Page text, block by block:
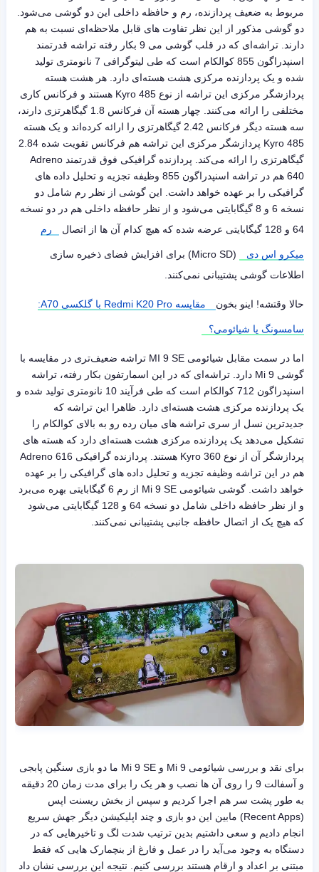
مربوط به ضعیف پردازنده، رم و حافظه داخلی این دو گوشی می‌شود.
دو گوشی مذکور از این نظر تفاوت های قابل ملاحظه‌ای نسبت به هم
دارند. تراشه‌ای که در قلب گوشی می 9 بکار رفته تراشه قدرتمند
اسنپدراگون 855 کوالکام است که طی لیتوگرافی 7 نانومتری تولید
شده و یک پردازنده مرکزی هشت هسته‌ای دارد. هر هشت هسته
پردازشگر مرکزی این تراشه از نوع Kyro 485 هستند و فرکانس کاری
مختلفی را ارائه می‌کنند. چهار هسته آن فرکانس 1.8 گیگاهرتزی دارند،
سه هسته دیگر فرکانس 2.42 گیگاهرتزی را ارائه کرده‌اند و یک هسته
Kyro 485 پردازشگر مرکزی این تراشه هم فرکانس تقویت شده 2.84
گیگاهرتزی را ارائه می‌کند. پردازنده گرافیکی فوق قدرتمند Adreno
640 هم در تراشه اسنپدراگون 855 وظیفه تجزیه و تحلیل داده های
گرافیکی را بر عهده خواهد داشت. این گوشی از نظر رم شامل دو
نسخه 6 و 8 گیگابایتی می‌شود و از نظر حافظه داخلی هم در دو نسخه
64 و 128 گیگابایتی عرضه شده که هیچ کدام آن ها از اتصال
رم
میکرو اس دی
(Micro SD) برای افزایش فضای ذخیره سازی
اطلاعات گوشی پشتیبانی نمی‌کنند.
حالا وقتشه! اینو بخون مقایسه Redmi K20 Pro با گلکسی A70:
سامسونگ یا شیائومی؟
اما در سمت مقابل شیائومی MI 9 SE تراشه ضعیف‌تری در مقایسه با
گوشی Mi 9 دارد. تراشه‌ای که در این اسمارتفون بکار رفته، تراشه
اسنپدراگون 712 کوالکام است که طی فرآیند 10 نانومتری تولید شده و
یک پردازنده مرکزی هشت هسته‌ای دارد. ظاهرا این تراشه که
جدیدترین نسل از سری تراشه های میان رده رو به بالای کوالکام را
تشکیل می‌دهد یک پردازنده مرکزی هشت هسته‌ای دارد که هسته های
پردازشگر آن از نوع Kyro 360 هستند. پردازنده گرافیکی Adreno 616
هم در این تراشه وظیفه تجزیه و تحلیل داده های گرافیکی را بر عهده
خواهد داشت. گوشی شیائومی Mi 9 SE از رم 6 گیگابایتی بهره می‌برد
و از نظر حافظه داخلی شامل دو نسخه 64 و 128 گیگابایتی می‌شود
که هیچ یک از اتصال حافظه جانبی پشتیبانی نمی‌کنند.
برای نقد و بررسی شیائومی Mi 9 و Mi 9 SE ما دو بازی سنگین پابجی
و آسفالت 9 را روی آن ها نصب و هر یک را برای مدت زمان 20 دقیقه
به طور پشت سر هم اجرا کردیم و سپس از بخش ریسنت اپس
(Recent Apps) مابین این دو بازی و چند اپلیکیشن دیگر جهش سریع
انجام دادیم و سعی داشتیم بدین ترتیب شدت لگ و تاخیرهایی که در
دستگاه به وجود می‌آید را در عمل و فارغ از بنچمارک هایی که فقط
مبتنی بر اعداد و ارقام هستند بررسی کنیم. نتیجه این بررسی نشان داد